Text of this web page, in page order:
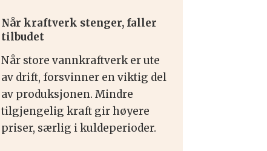
Når kraftverk stenger, faller
tilbudet
Når store vannkraftverk er ute
av drift, forsvinner en viktig del
av produksjonen. Mindre
tilgjengelig kraft gir høyere
priser, særlig i kuldeperioder.